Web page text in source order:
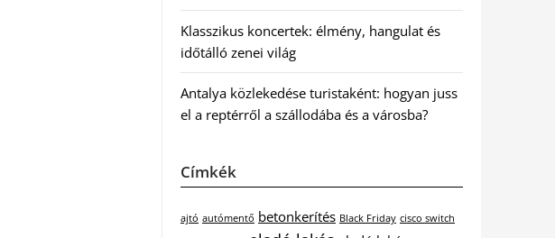
Klasszikus koncertek: élmény, hangulat és
időtálló zenei világ
Antalya közlekedése turistaként: hogyan juss
el a reptérről a szállodába és a városba?
Címkék
ajtó autómentő betonkerítés Black Friday cisco switch